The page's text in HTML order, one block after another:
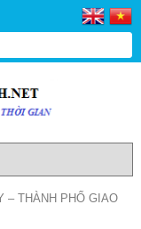
– THÀNH PHỐ GIAO